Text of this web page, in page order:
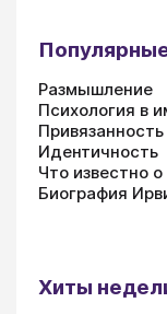
Размышление
Психология в
Идентичность
Что известно
Биография
Хиты